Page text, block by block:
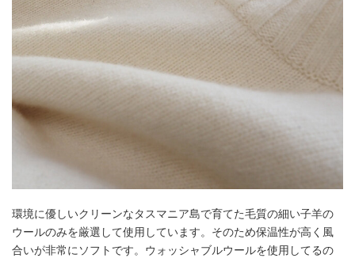
環境に優しいクリーンなタスマニア島で育てた毛質の細い子羊の
ウールのみを厳選して使用しています。そのため保温性が高く風
合いが非常にソフトです。ウォッシャブルウールを使用してるの